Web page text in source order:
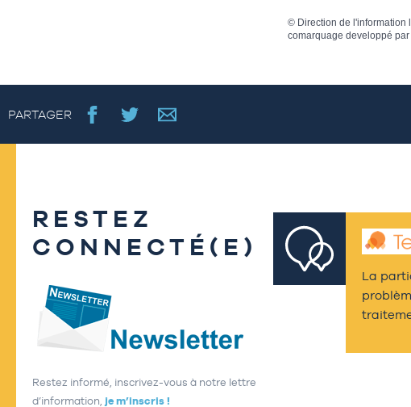
© Direction de l'information
comarquage developpé par
PARTAGER
RESTEZ
CONNECTÉ(E)
Restez informé, inscrivez-vous à notre lettre
d’information, je m’inscris !
La